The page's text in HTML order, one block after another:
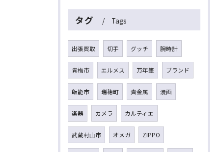
タグ Tags
出張買取 切手 グッチ 腕時計
青梅市 エルメス 万年筆 ブランド
飯能市 瑞穂町 貴金属 漫画
楽器 カメラ カルティエ
武蔵村山市 オメガ ZIPPO